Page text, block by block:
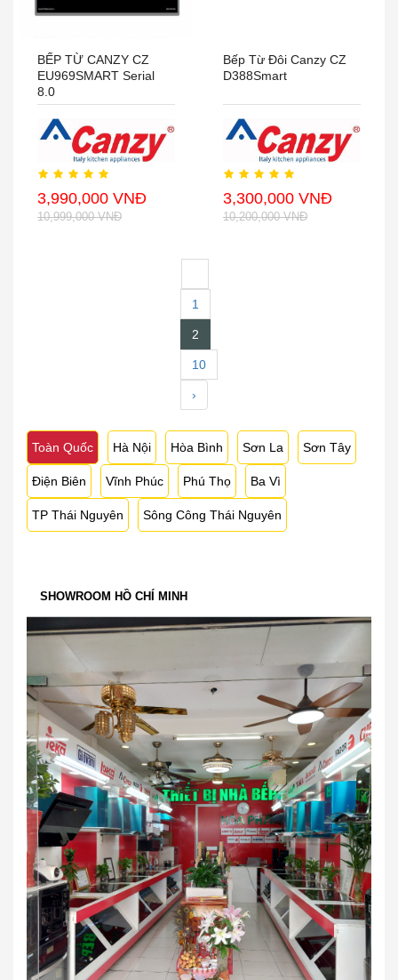
BẾP TỪ CANZY CZ
EU969SMART Serial
8.0
3,990,000 VNĐ
10,999,000 VNĐ
Bếp Từ Đôi Canzy CZ
D388Smart
3,300,000 VNĐ
10,200,000 VNĐ
1
2
10
›
Toàn Quốc Hà Nội Hòa Bình Sơn La Sơn Tây
Điện Biên Vĩnh Phúc Phú Thọ Ba Vì
TP Thái Nguyên Sông Công Thái Nguyên
SHOWROOM HỒ CHÍ MINH